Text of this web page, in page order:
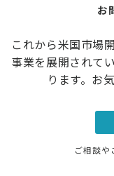
お
これから米国市場
事業を展開されて
ります。お
ご相談